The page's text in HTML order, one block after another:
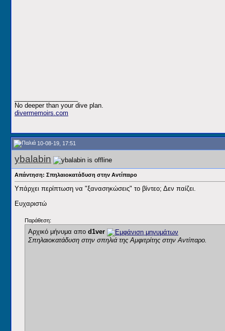
No deeper than your dive plan.
divermemoirs.com
10-08-19, 17:51
ybalabin
Απάντηση: Σπηλαιοκατάδυση στην Αντίπαρο
Υπάρχει περίπτωση να "ξανασηκώσεις" το βίντεο; Δεν παίζει.
Ευχαριστώ
Παράθεση:
Αρχικό μήνυμα απο d1ver
Σπηλαιοκατάδυση στην σπηλιά της Αμφιτρίτης στην Αντίπαρο.